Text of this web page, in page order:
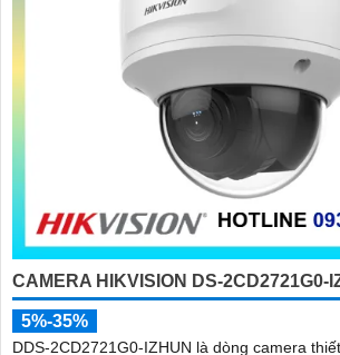
CAMERA HIKVISION DS-2CD2721G0-
5%-35%
DDS-2CD2721G0-IZHUN là dòng camera